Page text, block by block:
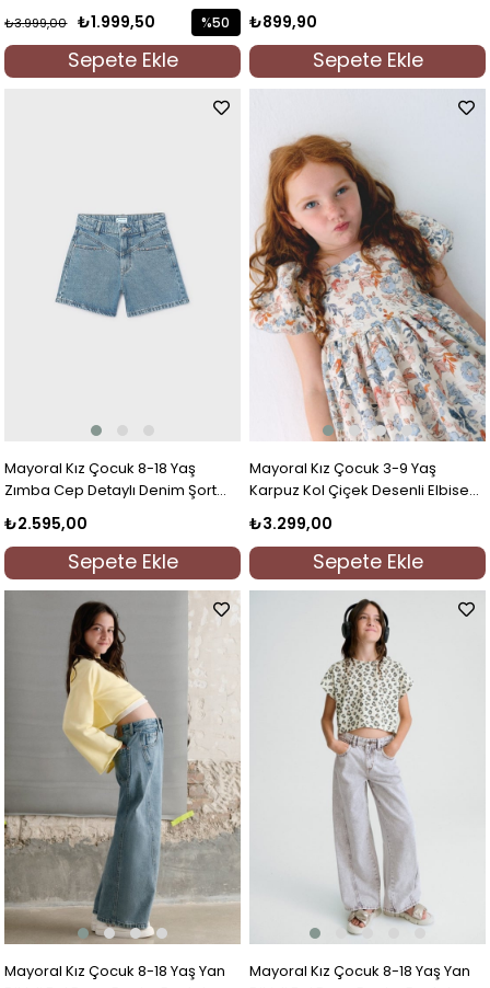
₺1.999,50
₺3.999,00
Sepete Ekle
%50
İndirim
%50İndirim
₺899,90
Sepete Ekle
Mayoral Kız Çocuk 8-18 Yaş
Zımba Cep Detaylı Denim Şort
Kot Mavi
₺2.595,00
Sepete Ekle
Mayoral Kız Çocuk 3-9 Yaş
Karpuz Kol Çiçek Desenli Elbise
Somon
₺3.299,00
Sepete Ekle
Mayoral Kız Çocuk 8-18 Yaş Yan
Mayoral Kız Çocuk 8-18 Yaş Yan